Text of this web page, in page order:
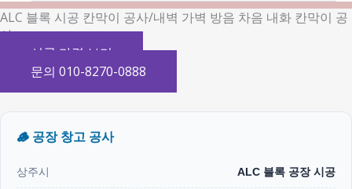
ALC 블록 시공 칸막이 공사/내벽 가벽 방음 차음 내화 칸막이 공
사
시공 가격 보기
문의 010-8270-0888
🪵 공장 창고 공사
상주시 ALC 블록 공장 시공